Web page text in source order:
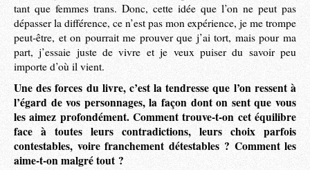
tant que femmes trans. Donc, cette idée que l’on ne peut pas
dépasser la différence, ce n’est pas mon expérience, je me trompe
peut-être, et on pourrait me prouver que j’ai tort, mais pour ma
part, j’essaie juste de vivre et je veux puiser du savoir peu
importe d’où il vient.
Une des forces du livre, c’est la tendresse que l’on ressent à
l’égard de vos personnages, la façon dont on sent que vous
les aimez profondément. Comment trouve-t-on cet équilibre
face à toutes leurs contradictions, leurs choix parfois
contestables, voire franchement détestables ? Comment les
aime-t-on malgré tout ?